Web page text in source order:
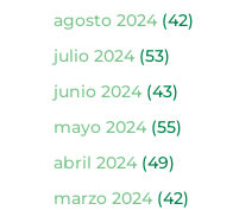
agosto 2024(42)
julio 2024(53)
junio 2024(43)
mayo 2024(55)
abril 2024(49)
marzo 2024(42)